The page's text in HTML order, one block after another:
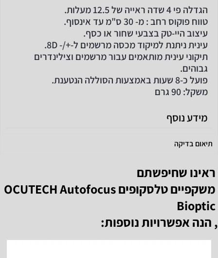
הגדלה פי 4 שדה ראייה של 12.5 מעלות.
טווח פוקוס רחב : מ- 30 ס"מ עד אינסוף.
עיצוב היי-טק בצבעי שחור או כסף.
עינית ניתנת למיקוד מכסה מרשמים ל-+/- 8D.
תיקוני עינית מותאמים עבור מרשמים וצילינדרים
גבוהים.
פועל כ-8 שעות באמצעות הסוללה הנטענת.
משקל: 90 גרם
מידע נוסף
תיאום בדיקה
ראינו שחיפשתם
משקפיים טלסקופים OCUTECH Autofocus
Bioptic
, הנה אפשרויות נוספות: